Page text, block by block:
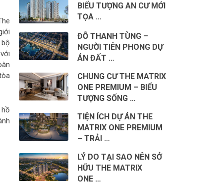
BIỂU TƯỢNG AN CƯ MỚI
TỌA …
ĐỖ THANH TÙNG –
NGƯỜI TIÊN PHONG DỰ
ÁN ĐẤT …
CHUNG CƯ THE MATRIX
ONE PREMIUM – BIỂU
TƯỢNG SỐNG …
TIỆN ÍCH DỰ ÁN THE
MATRIX ONE PREMIUM
– TRẢI …
LÝ DO TẠI SAO NÊN SỞ
HỮU THE MATRIX
ONE …